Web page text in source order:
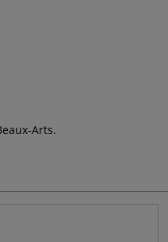
Arts.